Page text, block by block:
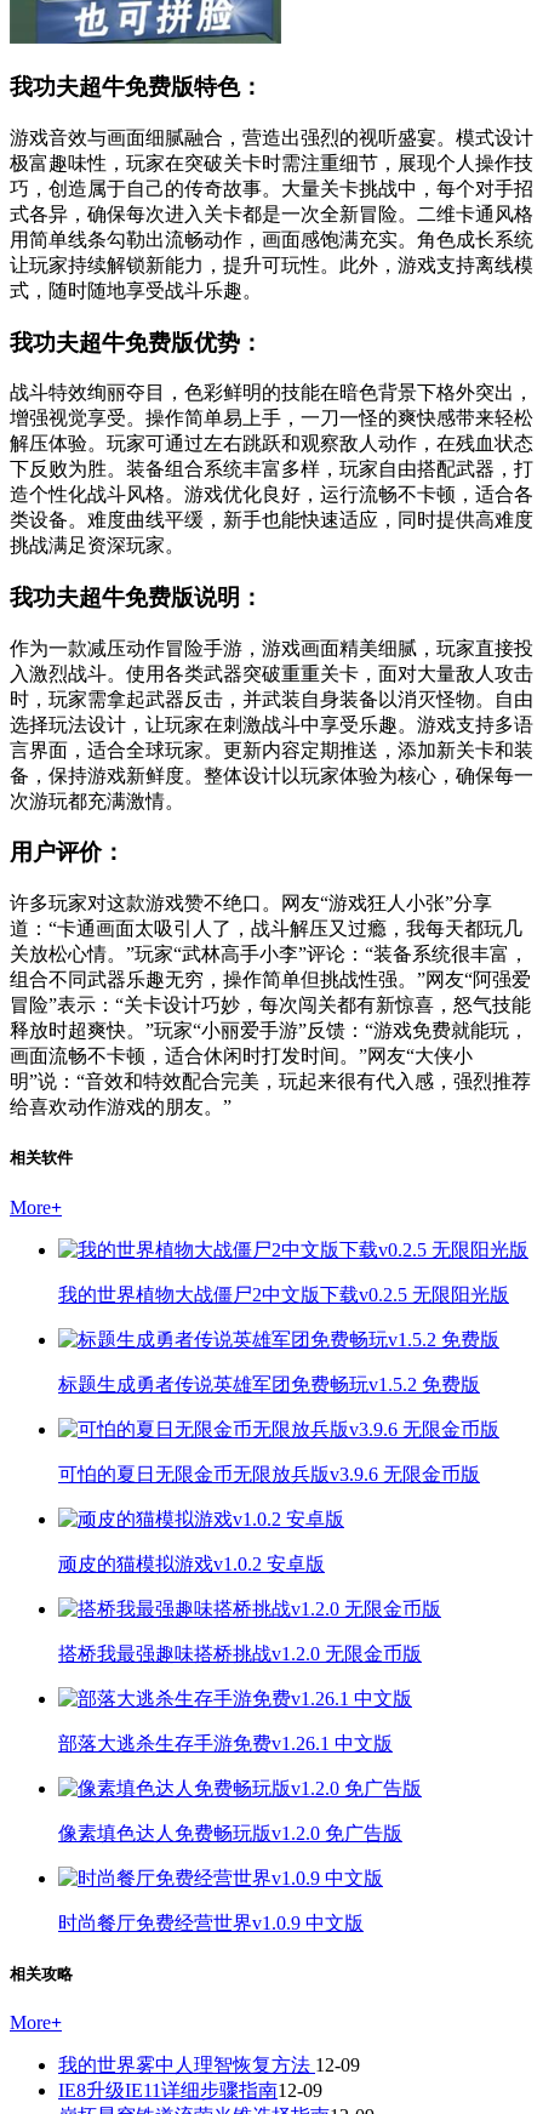
我功夫超牛免费版特色：
游戏音效与画面细腻融合，营造出强烈的视听盛宴。模式设计
极富趣味性，玩家在突破关卡时需注重细节，展现个人操作技
巧，创造属于自己的传奇故事。大量关卡挑战中，每个对手招
式各异，确保每次进入关卡都是一次全新冒险。二维卡通风格
用简单线条勾勒出流畅动作，画面感饱满充实。角色成长系统
让玩家持续解锁新能力，提升可玩性。此外，游戏支持离线模
式，随时随地享受战斗乐趣。
我功夫超牛免费版优势：
战斗特效绚丽夺目，色彩鲜明的技能在暗色背景下格外突出，
增强视觉享受。操作简单易上手，一刀一怪的爽快感带来轻松
解压体验。玩家可通过左右跳跃和观察敌人动作，在残血状态
下反败为胜。装备组合系统丰富多样，玩家自由搭配武器，打
造个性化战斗风格。游戏优化良好，运行流畅不卡顿，适合各
类设备。难度曲线平缓，新手也能快速适应，同时提供高难度
挑战满足资深玩家。
我功夫超牛免费版说明：
作为一款减压动作冒险手游，游戏画面精美细腻，玩家直接投
入激烈战斗。使用各类武器突破重重关卡，面对大量敌人攻击
时，玩家需拿起武器反击，并武装自身装备以消灭怪物。自由
选择玩法设计，让玩家在刺激战斗中享受乐趣。游戏支持多语
言界面，适合全球玩家。更新内容定期推送，添加新关卡和装
备，保持游戏新鲜度。整体设计以玩家体验为核心，确保每一
次游玩都充满激情。
用户评价：
许多玩家对这款游戏赞不绝口。网友“游戏狂人小张”分享
道：“卡通画面太吸引人了，战斗解压又过瘾，我每天都玩几
关放松心情。”玩家“武林高手小李”评论：“装备系统很丰富，
组合不同武器乐趣无穷，操作简单但挑战性强。”网友“阿强爱
冒险”表示：“关卡设计巧妙，每次闯关都有新惊喜，怒气技能
释放时超爽快。”玩家“小丽爱手游”反馈：“游戏免费就能玩，
画面流畅不卡顿，适合休闲时打发时间。”网友“大侠小
明”说：“音效和特效配合完美，玩起来很有代入感，强烈推荐
给喜欢动作游戏的朋友。”
相关软件
More+
我的世界植物大战僵尸2中文版下载v0.2.5 无限阳光版
标题生成勇者传说英雄军团免费畅玩v1.5.2 免费版
可怕的夏日无限金币无限放兵版v3.9.6 无限金币版
顽皮的猫模拟游戏v1.0.2 安卓版
搭桥我最强趣味搭桥挑战v1.2.0 无限金币版
部落大逃杀生存手游免费v1.26.1 中文版
像素填色达人免费畅玩版v1.2.0 免广告版
时尚餐厅免费经营世界v1.0.9 中文版
相关攻略
More+
我的世界雾中人理智恢复方法 12-09
IE8升级IE11详细步骤指南12-09